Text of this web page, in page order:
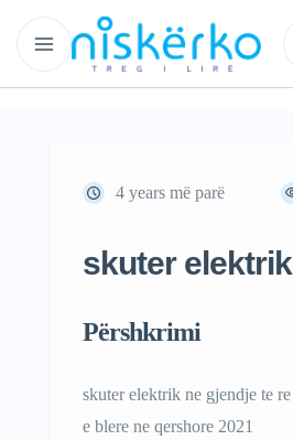
4 years më parë
skuter elektrik
Përshkrimi
skuter elektrik ne gjendje te re
e blere ne qershore 2021